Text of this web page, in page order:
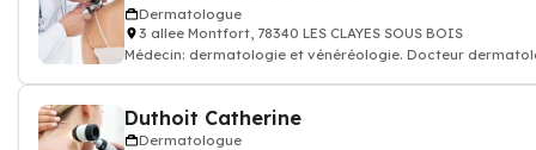
Dermatologue
3 allee Montfort, 78340 LES CLAYES SOUS BOIS
Médecin: dermatologie et vénéréologie. Docteur
Duthoit Catherine
Dermatologue